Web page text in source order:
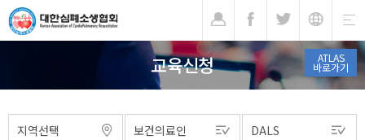
ATLAS
바로가기
교육신청